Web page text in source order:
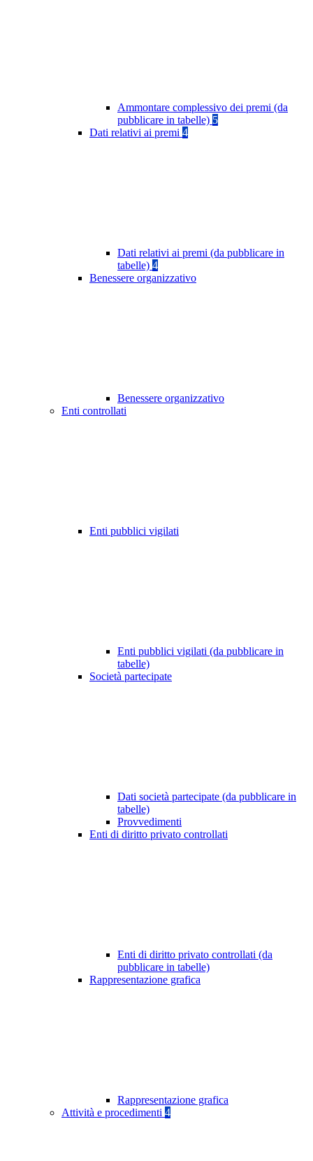
Ammontare complessivo dei premi (da
pubblicare in tabelle) 5
Dati relativi ai premi 4
Dati relativi ai premi (da pubblicare in
tabelle) 4
Benessere organizzativo
Benessere organizzativo
Enti controllati
Enti pubblici vigilati
Enti pubblici vigilati (da pubblicare in
tabelle)
Società partecipate
Dati società partecipate (da pubblicare in
tabelle)
Provvedimenti
Enti di diritto privato controllati
Enti di diritto privato controllati (da
pubblicare in tabelle)
Rappresentazione grafica
Rappresentazione grafica
Attività e procedimenti 4